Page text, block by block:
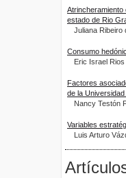
Atrincheramiento
estado de Rio
Juliana Ribeiro
Consumo
Eric Israel
Factores
de la
Nancy Testón
Variables
Luis Arturo